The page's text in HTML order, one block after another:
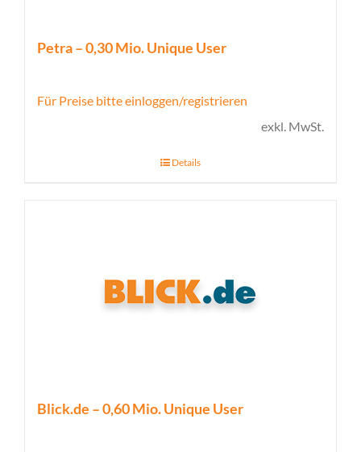
Petra – 0,30 Mio. Unique User
Für Preise bitte einloggen/registrieren
exkl. MwSt.
Details
Blick.de – 0,60 Mio. Unique User